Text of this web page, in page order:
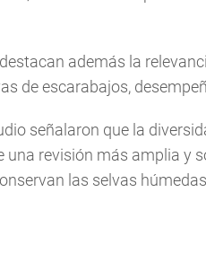
además la
de escarabajos,
señalaron que la
una revisión más amplia y
las selvas